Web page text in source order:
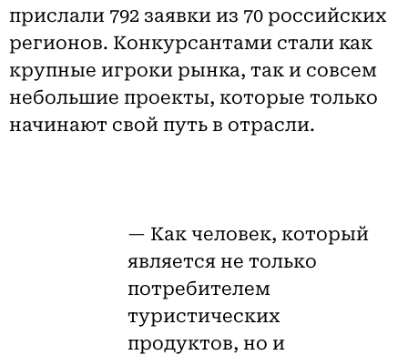
прислали 792 заявки из 70 российских
регионов. Конкурсантами стали как
крупные игроки рынка, так и совсем
небольшие проекты, которые только
начинают свой путь в отрасли.
— Как человек, который
является не только
потребителем
туристических
продуктов, но и